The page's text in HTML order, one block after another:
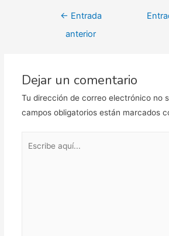
Navegación
← Entrada
anterior
Dejar un comentario
Tu dirección de correo electrónico no
campos obligatorios están marcados